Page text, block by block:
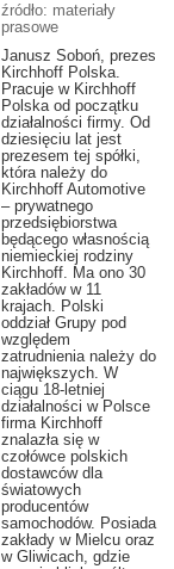
źródło: materiały
prasowe
Janusz Soboń, prezes
Kirchhoff Polska.
Pracuje w Kirchhoff
Polska od początku
działalności firmy. Od
dziesięciu lat jest
prezesem tej spółki,
która należy do
Kirchhoff Automotive
– prywatnego
przedsiębiorstwa
będącego własnością
niemieckiej rodziny
Kirchhoff. Ma ono 30
zakładów w 11
krajach. Polski
oddział Grupy pod
względem
zatrudnienia należy do
największych. W
ciągu 18-letniej
działalności w Polsce
firma Kirchhoff
znalazła się w
czołówce polskich
dostawców dla
światowych
producentów
samochodów. Posiada
zakłady w Mielcu oraz
w Gliwicach, gdzie